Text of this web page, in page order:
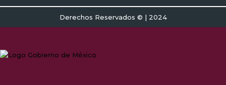
Derechos Reservados © | 2024